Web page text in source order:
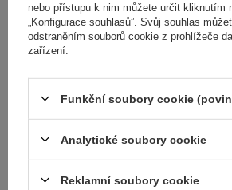
4 867,00 Kčs DPH
Produkt dostupný ve velkém množství
Přidat
košíku
nebo přístupu k nim můžete určit kliknutím
„Konfigurace souhlasů”. Svůj souhlas
odstraněním souborů cookie z prohlížeče
zařízení.
Funkční soubory cookie
Analytické soubory cookie
Reklamní soubory cookie